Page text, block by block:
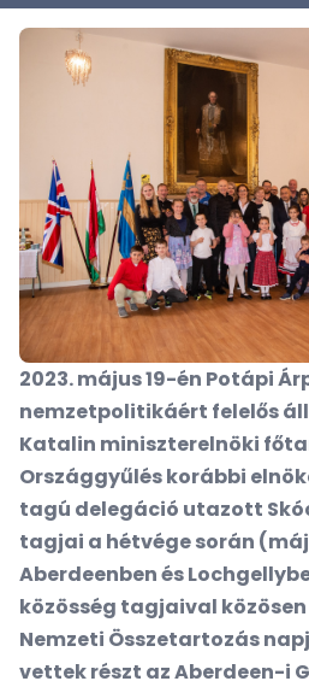
2023. május 19-én Potápi
nemzetpolitikáért felelős
Katalin miniszterelnöki
Országgyűlés korábbi
tagú delegáció utazott
tagjai a hétvége során
Aberdeenben és
közösség tagjaival
Nemzeti Összetartozás
vettek részt az Aberdeen-i